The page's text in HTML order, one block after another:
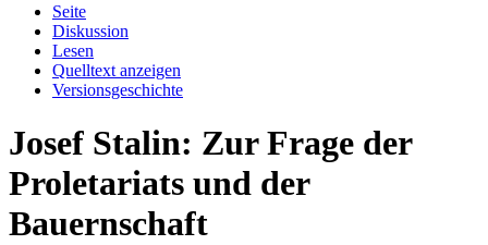
Seite
Diskussion
Lesen
Quelltext anzeigen
Versionsgeschichte
Josef Stalin: Zur Frage der
Proletariats und der
Bauernschaft